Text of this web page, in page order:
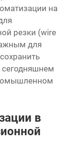
на
резки (wire
для
в